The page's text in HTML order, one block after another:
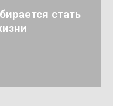
стать